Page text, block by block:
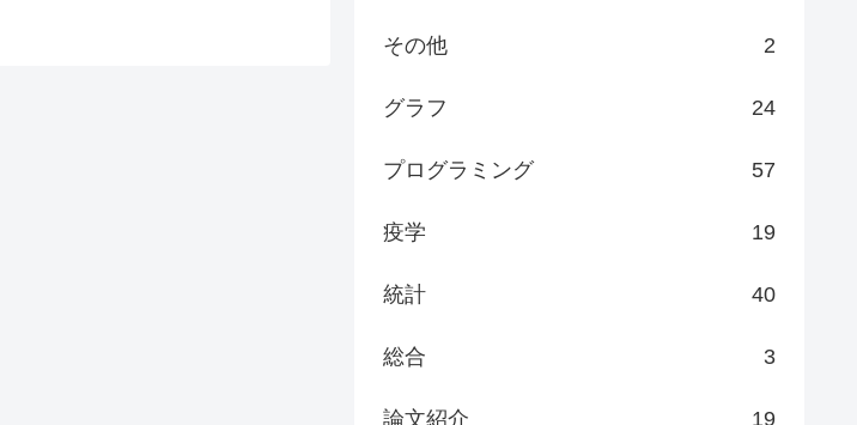
その他 2
グラフ 24
プログラミング 57
疫学 19
統計 40
総合 3
論文紹介 19